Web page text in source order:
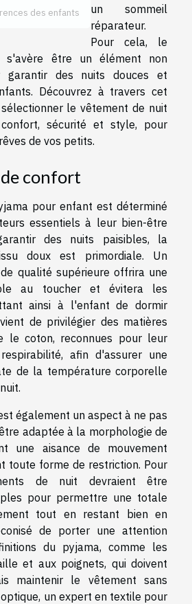
des enfants
un sommeil
réparateur.
Pour cela, le
s'avère être un élément non
garantir des nuits douces et
Découvrez à travers cet
le vêtement de nuit
sécurité et style, pour
de vos petits.
confort
pour enfant est déterminé
essentiels à leur bien-être
des nuits paisibles, la
doux est primordiale. Un
qualité supérieure offrira une
au toucher et évitera les
ainsi à l'enfant de dormir
de privilégier des matières
le coton, reconnues pour leur
afin d'assurer une
de la température corporelle
également un aspect à ne pas
adaptée à la morphologie de
une aisance de mouvement
toute forme de restriction. Pour
de nuit devraient être
pour permettre une totale
tout en restant bien en
de porter une attention
du pyjama, comme les
et aux poignets, qui doivent
maintenir le vêtement sans
un expert en textile pour